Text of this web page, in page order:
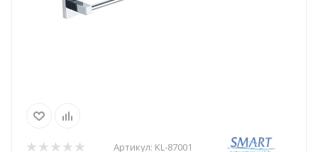
Артикул: KL-87001